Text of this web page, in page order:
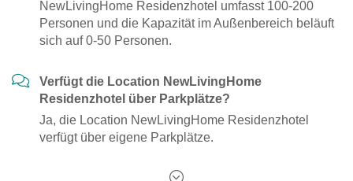
NewLivingHome Residenzhotel umfasst 100-200
Personen und die Kapazität im Außenbereich beläuft
sich auf 0-50 Personen.
Verfügt die Location NewLivingHome
Residenzhotel über Parkplätze?
Ja, die Location NewLivingHome Residenzhotel
verfügt über eigene Parkplätze.